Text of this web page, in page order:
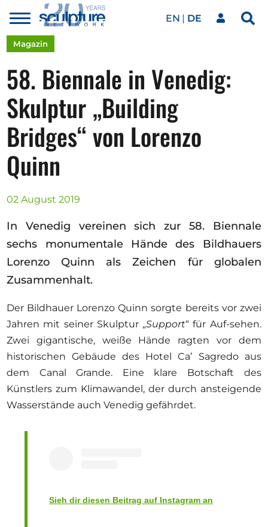
Skip to main content
Toggle
menu
EN DE
Unser Netzwerk
Kunstwerke
Unsere Events
Kunstkalender
Magazin
Ausschreibungen
Mitglied werden
Künstler:innen
Über uns
Spenden
Partners
Magazin
58. Biennale in Venedig:
Skulptur „Building
Bridges“ von Lorenzo
Quinn
02 August 2019
In Venedig vereinen sich zur 58. Biennale
sechs monumentale Hände des Bildhauers
Lorenzo Quinn als Zeichen für globalen
Zusammenhalt.
Der Bildhauer Lorenzo Quinn sorgte bereits vor zwei
Jahren mit seiner Skulptur „Support“ für Auf-sehen.
Zwei gigantische, weiße Hände ragten vor dem
historischen Gebäude des Hotel Ca’ Sagredo aus
dem Canal Grande. Eine klare Botschaft des
Künstlers zum Klimawandel, der durch ansteigende
Wasserstände auch Venedig gefährdet.
Sieh dir diesen Beitrag auf Instagram an